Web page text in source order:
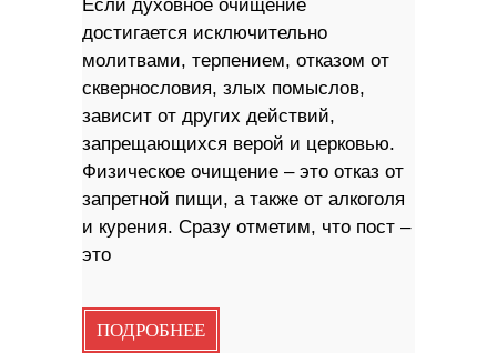
Если духовное очищение
достигается исключительно
молитвами, терпением, отказом от
сквернословия, злых помыслов,
зависит от других действий,
запрещающихся верой и церковью.
Физическое очищение – это отказ от
запретной пищи, а также от алкоголя
и курения. Сразу отметим, что пост –
это
ПОДРОБНЕЕ